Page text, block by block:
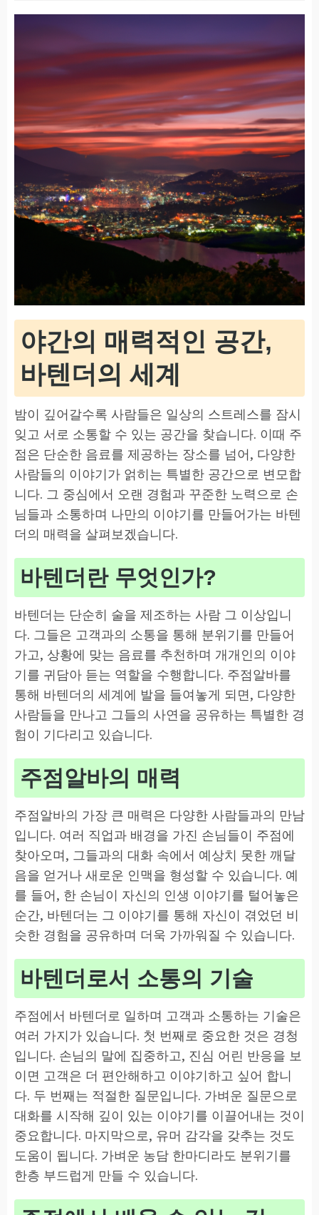
야간의 매력적인 공간,
바텐더의 세계
밤이 깊어갈수록 사람들은 일상의 스트레스를 잠시
잊고 서로 소통할 수 있는 공간을 찾습니다. 이때 주
점은 단순한 음료를 제공하는 장소를 넘어, 다양한
사람들의 이야기가 얽히는 특별한 공간으로 변모합
니다. 그 중심에서 오랜 경험과 꾸준한 노력으로 손
님들과 소통하며 나만의 이야기를 만들어가는 바텐
더의 매력을 살펴보겠습니다.
바텐더란 무엇인가?
바텐더는 단순히 술을 제조하는 사람 그 이상입니
다. 그들은 고객과의 소통을 통해 분위기를 만들어
가고, 상황에 맞는 음료를 추천하며 개개인의 이야
기를 귀담아 듣는 역할을 수행합니다. 주점알바를
통해 바텐더의 세계에 발을 들여놓게 되면, 다양한
사람들을 만나고 그들의 사연을 공유하는 특별한 경
험이 기다리고 있습니다.
주점알바의 매력
주점알바의 가장 큰 매력은 다양한 사람들과의 만남
입니다. 여러 직업과 배경을 가진 손님들이 주점에
찾아오며, 그들과의 대화 속에서 예상치 못한 깨달
음을 얻거나 새로운 인맥을 형성할 수 있습니다. 예
를 들어, 한 손님이 자신의 인생 이야기를 털어놓은
순간, 바텐더는 그 이야기를 통해 자신이 겪었던 비
슷한 경험을 공유하며 더욱 가까워질 수 있습니다.
바텐더로서 소통의 기술
주점에서 바텐더로 일하며 고객과 소통하는 기술은
여러 가지가 있습니다. 첫 번째로 중요한 것은 경청
입니다. 손님의 말에 집중하고, 진심 어린 반응을 보
이면 고객은 더 편안해하고 이야기하고 싶어 합니
다. 두 번째는 적절한 질문입니다. 가벼운 질문으로
대화를 시작해 깊이 있는 이야기를 이끌어내는 것이
중요합니다. 마지막으로, 유머 감각을 갖추는 것도
도움이 됩니다. 가벼운 농담 한마디라도 분위기를
한층 부드럽게 만들 수 있습니다.